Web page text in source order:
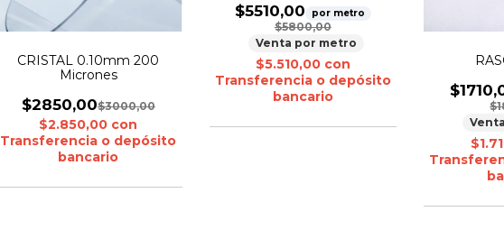
CRISTAL 0.10mm 200
Micrones
$2850,00$3000,00
$2.850,00 con
Transferencia o depósito
bancario
$5510,00 por metro
$5800,00
Venta por metro
$5.510,00 con
Transferencia o depósito
bancario